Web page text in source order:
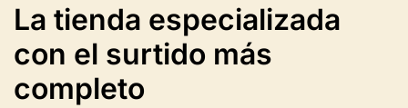
La tienda especializada
con el surtido más
completo